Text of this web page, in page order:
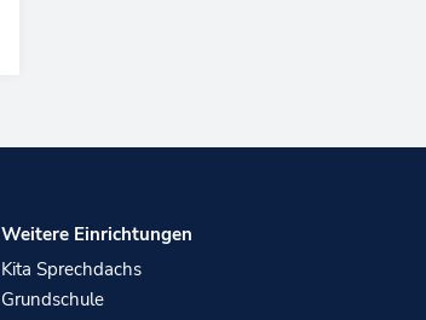
Weitere Einrichtungen
Kita Sprechdachs
Grundschule